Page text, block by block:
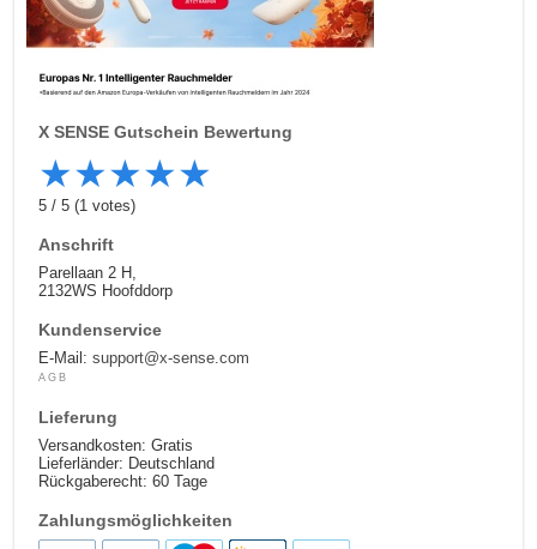
X SENSE Gutschein Bewertung
★★★★★
5/5 (1 votes)
Anschrift
Parellaan 2 H,
2132WS Hoofddorp
Kundenservice
E-Mail:support@x-sense.com
AGB
Lieferung
Versandkosten: Gratis
Lieferländer: Deutschland
Rückgaberecht: 60 Tage
Zahlungsmöglichkeiten